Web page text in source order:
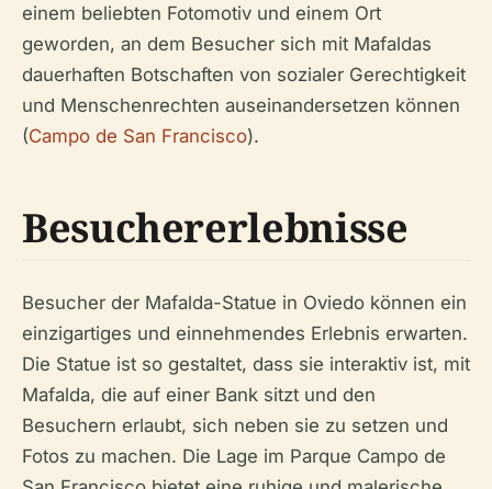
einem beliebten Fotomotiv und einem Ort
geworden, an dem Besucher sich mit Mafaldas
dauerhaften Botschaften von sozialer Gerechtigkeit
und Menschenrechten auseinandersetzen können
(Campo de San Francisco).
Besuchererlebnisse
Besucher der Mafalda-Statue in Oviedo können ein
einzigartiges und einnehmendes Erlebnis erwarten.
Die Statue ist so gestaltet, dass sie interaktiv ist, mit
Mafalda, die auf einer Bank sitzt und den
Besuchern erlaubt, sich neben sie zu setzen und
Fotos zu machen. Die Lage im Parque Campo de